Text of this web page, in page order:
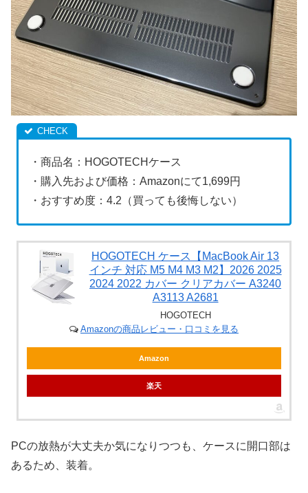
・商品名：HOGOTECHケース
・購入先および価格：Amazonにて1,699円
・おすすめ度：4.2（買っても後悔しない）
HOGOTECH ケース【MacBook Air 13
インチ 対応 M5 M4 M3 M2】2026 2025
2024 2022 カバー クリアカバー A3240
A3113 A2681
HOGOTECH
Amazonの商品レビュー・口コミを見る
Amazon
楽天
PCの放熱が大丈夫か気になりつつも、ケースに開口部は
あるため、装着。